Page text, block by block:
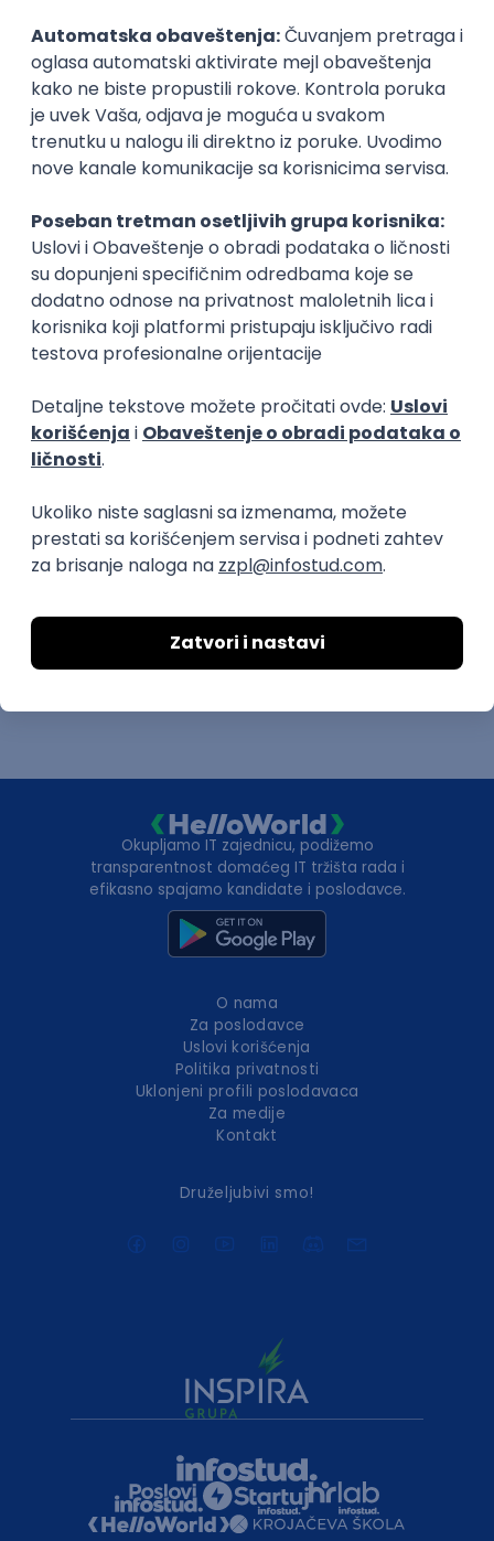
27.08.2026.
Senior
KONKURIŠI MEĐU PRVIMA
Technical Artist
IGT D&B d.o.o.
3.7
Beograd | Hibrid
27.08.2026.
Canvas 3D Unity Adobe Intermediate
Medior 3D XR Developer
SyncVR Medical
Remote
30.08.2026.
C# C 3D Unity Intermediate
Okupljamo IT zajednicu, podižemo
transparentnost domaćeg IT tržišta rada i
efikasno spajamo kandidate i poslodavce.
O nama
Za poslodavce
Uslovi korišćenja
Politika privatnosti
Uklonjeni profili poslodavaca
Za medije
Kontakt
Druželjubivi smo!